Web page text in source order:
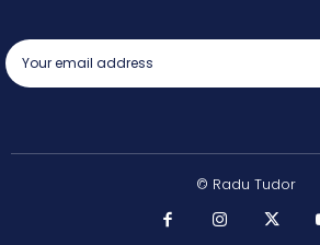
© Radu Tudor